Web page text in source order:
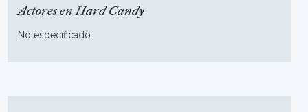
Actores en Hard Candy
No especificado